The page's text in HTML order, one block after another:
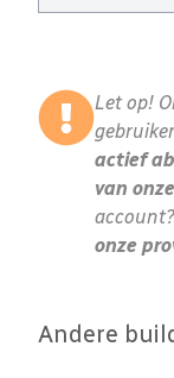
Let op!
actief
van
account?
onze
Andere